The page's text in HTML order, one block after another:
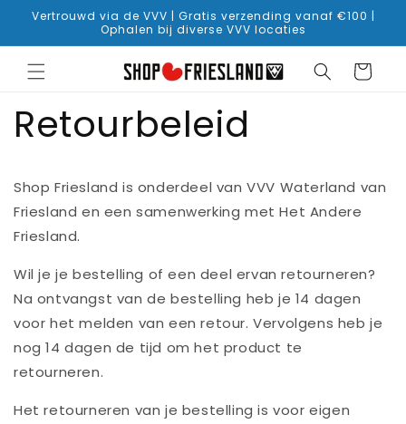
naar
tekst
Vertrouwd via de VVV | Gratis verzending vanaf €100 |
Ophalen bij diverse VVV locaties
Winkelwagen
Retourbeleid
Shop Friesland is onderdeel van VVV Waterland van
Friesland en een samenwerking met Het Andere
Friesland.
Wil je je bestelling of een deel ervan retourneren?
Na ontvangst van de bestelling heb je 14 dagen
voor het melden van een retour. Vervolgens heb je
nog 14 dagen de tijd om het product te
retourneren.
Het retourneren van je bestelling is voor eigen